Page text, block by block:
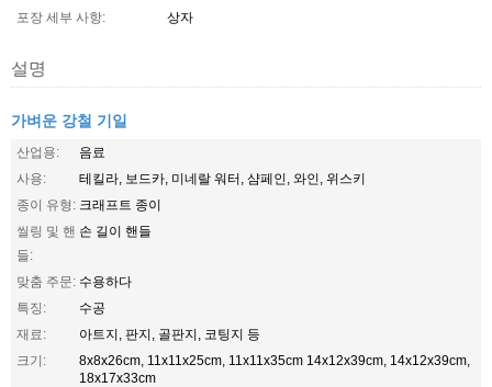
포장 세부 사항:
상자
설명
가벼운 강철 기일
산업용:
음료
사용:
테킬라, 보드카, 미네랄 워터, 샴페인, 와인, 위스키
종이 유형: 크래프트 종이
씰링 및 핸
들:
손 길이 핸들
맞춤 주문: 수용하다
특징:
수공
재료:
아트지, 판지, 골판지, 코팅지 등
크기:
8x8x26cm, 11x11x25cm, 11x11x35cm 14x12x39cm, 14x12x39cm,
18x17x33cm